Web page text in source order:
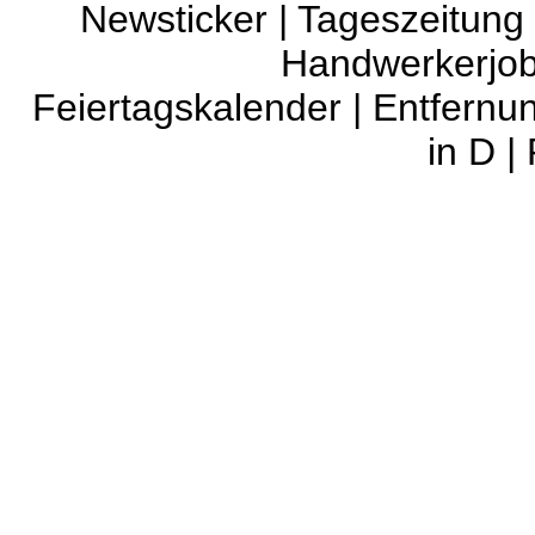
Newsticker| Tageszeitung
Feiertagskalender|
in D |